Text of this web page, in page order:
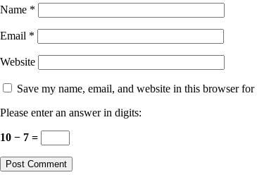
Name *
Email *
Website
Save my name, email, and website in this browser
Please enter an answer in digits:
10 − 7 =